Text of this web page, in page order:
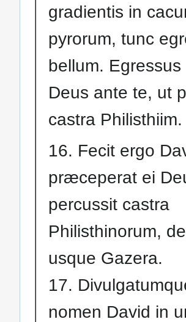
gradientis in
pyrorum, tunc
bellum.
Deus ante te, ut
castra Philisthiim.
16. Fecit ergo
præceperat ei
percussit castra
Philisthinorum,
usque Gazera.
17.
nomen David in